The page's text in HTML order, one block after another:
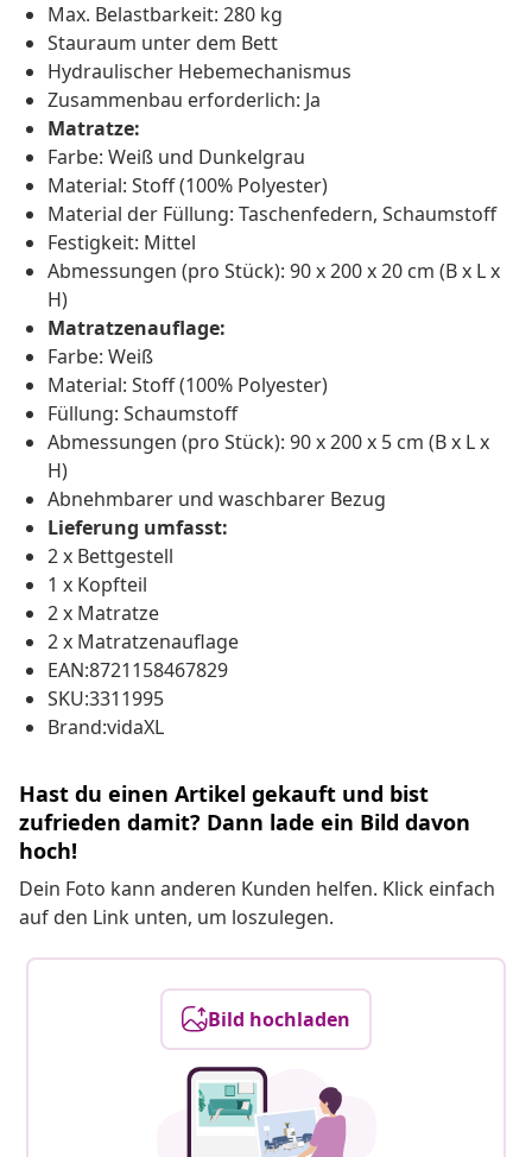
Max. Belastbarkeit: 280 kg
Stauraum unter dem Bett
Hydraulischer Hebemechanismus
Zusammenbau erforderlich: Ja
Matratze:
Farbe: Weiß und Dunkelgrau
Material: Stoff (100% Polyester)
Material der Füllung: Taschenfedern, Schaumstoff
Festigkeit: Mittel
Abmessungen (pro Stück): 90 x 200 x 20 cm (B x L x
H)
Matratzenauflage:
Farbe: Weiß
Material: Stoff (100% Polyester)
Füllung: Schaumstoff
Abmessungen (pro Stück): 90 x 200 x 5 cm (B x L x
H)
Abnehmbarer und waschbarer Bezug
Lieferung umfasst:
2 x Bettgestell
1 x Kopfteil
2 x Matratze
2 x Matratzenauflage
EAN:8721158467829
SKU:3311995
Brand:vidaXL
Hast du einen Artikel gekauft und bist
zufrieden damit? Dann lade ein Bild davon
hoch!
Dein Foto kann anderen Kunden helfen. Klick einfach
auf den Link unten, um loszulegen.
Bild hochladen